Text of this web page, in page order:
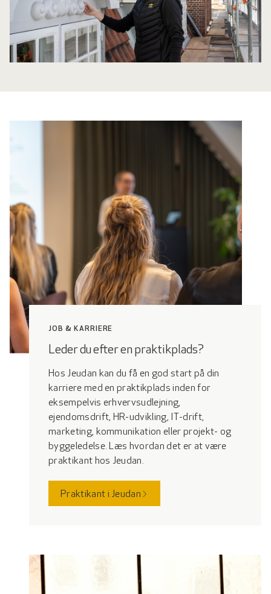
JOB & KARRIERE
Leder du efter en praktikplads?
Hos Jeudan kan du få en god start på din
karriere med en praktikplads inden for
eksempelvis erhvervsudlejning,
ejendomsdrift, HR-udvikling, IT-drift,
marketing, kommunikation eller projekt- og
byggeledelse. Læs hvordan det er at være
praktikant hos Jeudan.
Praktikant i Jeudan